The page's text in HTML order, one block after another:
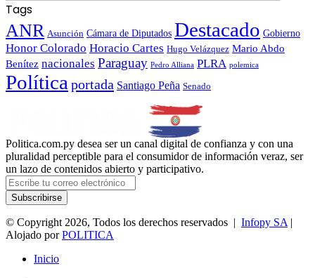
Tags
ANR Asunción Cámara de Diputados Destacado Gobierno
Honor Colorado Horacio Cartes Hugo Velázquez Mario Abdo
Benítez nacionales Paraguay Pedro Alliana PLRA polemica
Política portada Santiago Peña Senado
Politica.com.py desea ser un canal digital de confianza y con una
pluralidad perceptible para el consumidor de información veraz, ser
un lazo de contenidos abierto y participativo.
Escribe
tu
correo
electrónico
© Copyright 2026, Todos los derechos reservados | Infopy SA |
Alojado porPOLITICA
Inicio